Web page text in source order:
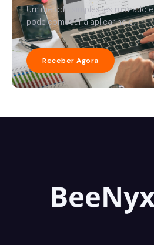
Um método simples, estruturado
pode começar a aplicar hoje.
Receber Agora